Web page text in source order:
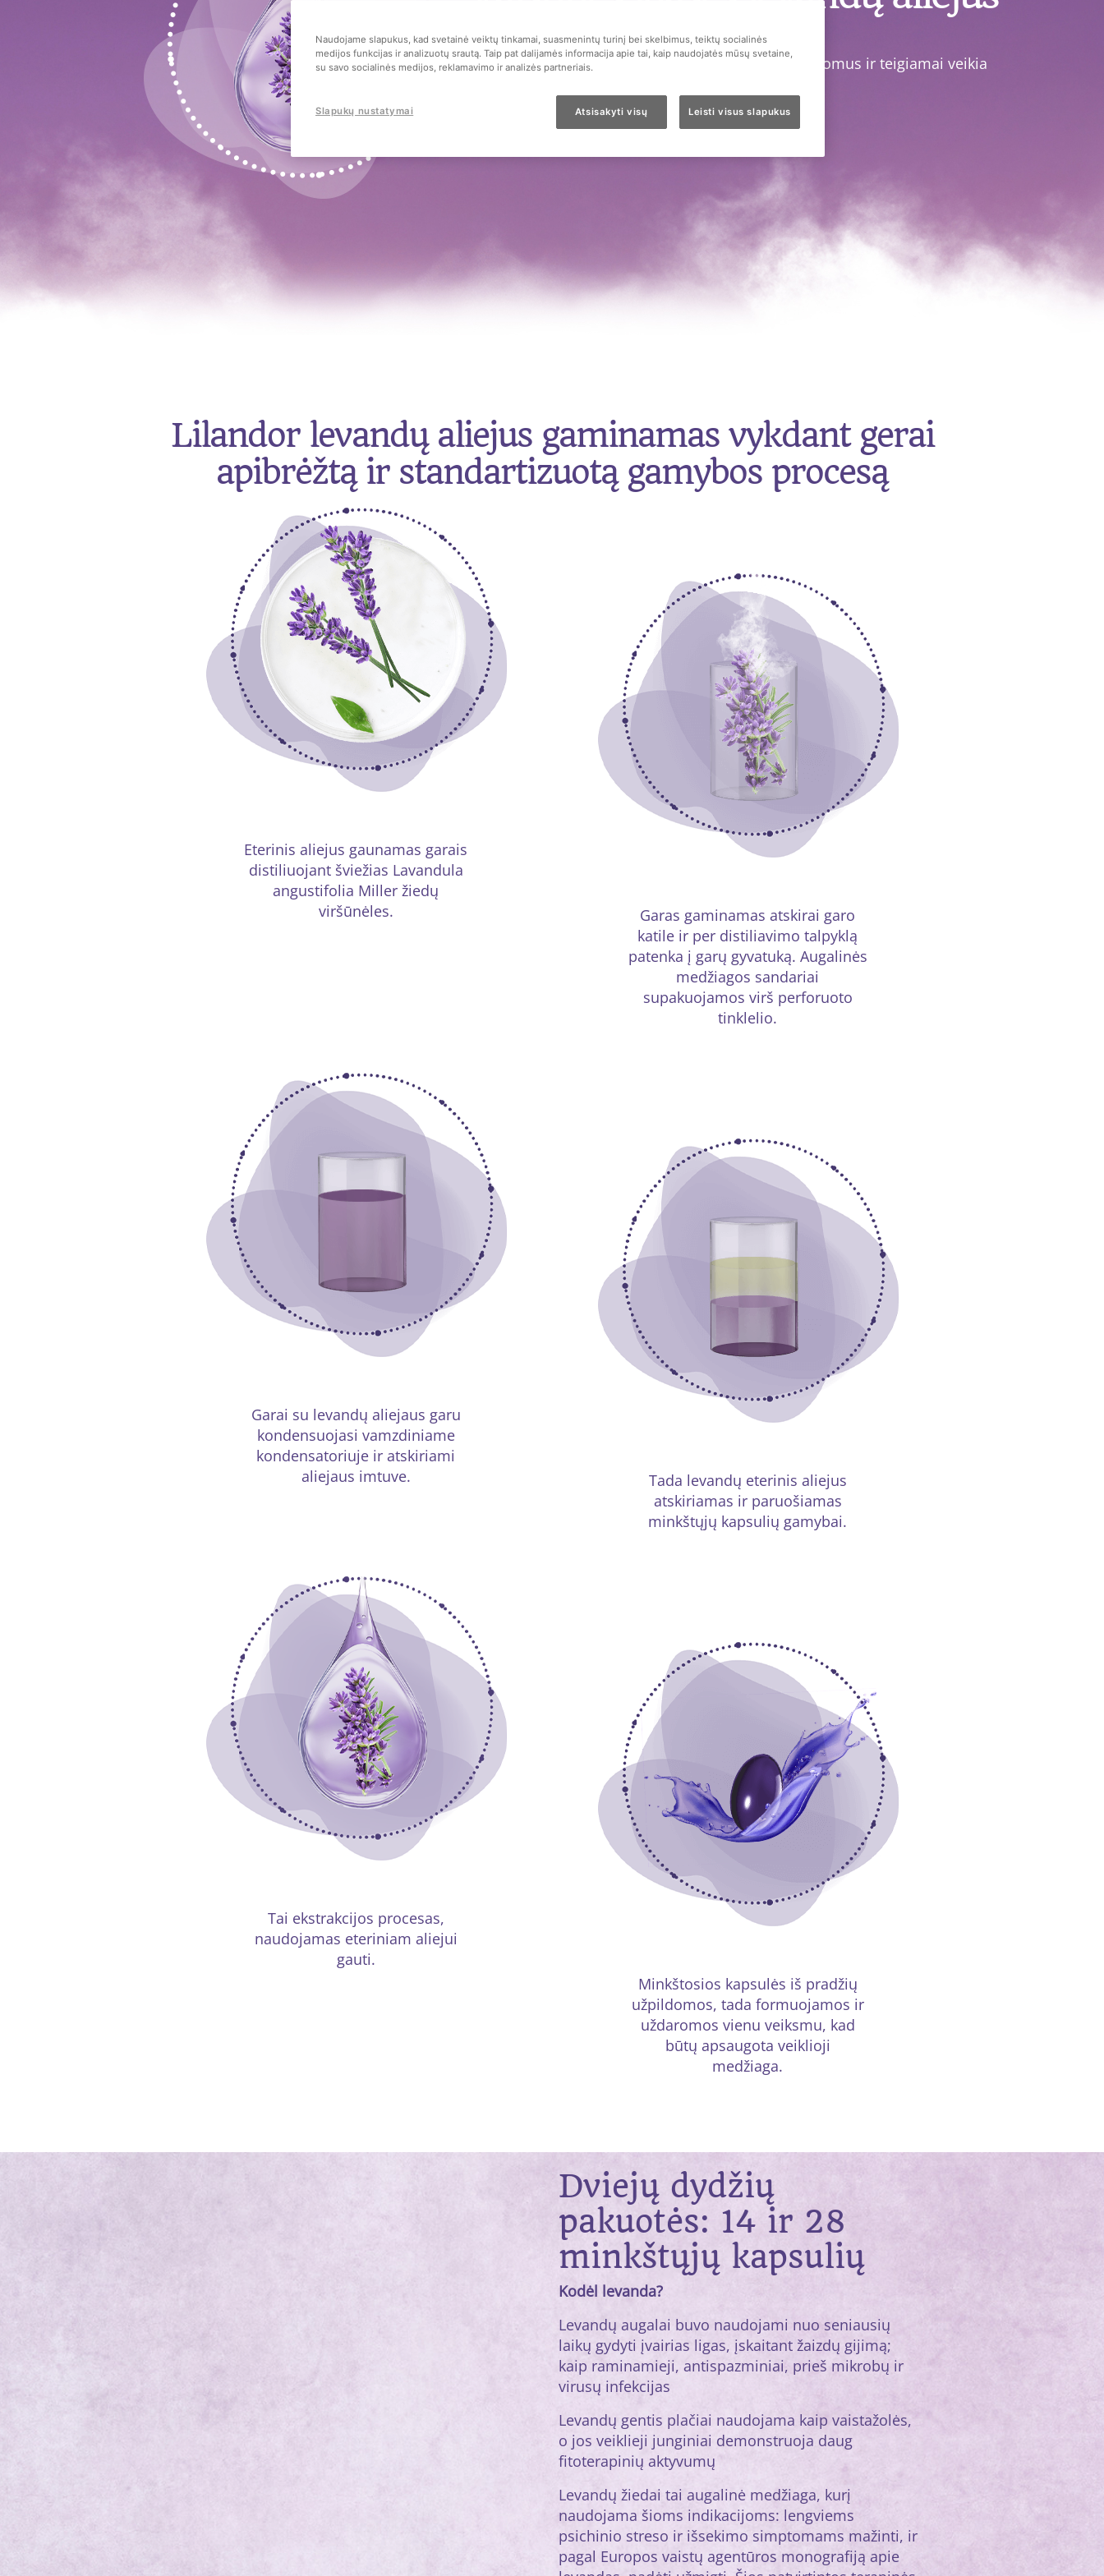
Lilandor sudėtyje yra 80 mg levandų aliejaus.
Levandų aliejus mažina su nerimu susijusius simptomus ir teigiamai veikia
Lilandor levandų aliejus gaminamas vykdant gerai
apibrėžtą ir standartizuotą gamybos procesą
Eterinis aliejus gaunamas garais
distiliuojant šviežias Lavandula
angustifolia Miller žiedų
viršūnėles.
Garas gaminamas atskirai garo
katile ir per distiliavimo talpyklą
patenka į garų gyvatuką. Augalinės
medžiagos sandariai
supakuojamos virš perforuoto
tinklelio.
Garai su levandų aliejaus garu
kondensuojasi vamzdiniame
kondensatoriuje ir atskiriami
aliejaus imtuve.
Tada levandų eterinis aliejus
atskiriamas ir paruošiamas
minkštųjų kapsulių gamybai.
Tai ekstrakcijos procesas,
naudojamas eteriniam aliejui
gauti.
Minkštosios kapsulės iš pradžių
užpildomos, tada formuojamos ir
uždaromos vienu veiksmu, kad
būtų apsaugota veiklioji
medžiaga.
Dviejų dydžių
pakuotės: 14 ir 28
minkštųjų kapsulių
Kodėl levanda?
Levandų augalai buvo naudojami nuo seniausių
laikų gydyti įvairias ligas, įskaitant žaizdų gijimą;
kaip raminamieji, antispazminiai, prieš mikrobų ir
virusų infekcijas
Levandų gentis plačiai naudojama kaip vaistažolės,
o jos veiklieji junginiai demonstruoja daug
fitoterapinių aktyvumų
Levandų žiedai tai augalinė medžiaga, kurį
naudojama šioms indikacijoms: lengviems
psichinio streso ir išsekimo simptomams mažinti, ir
pagal Europos vaistų agentūros monografiją apie
Naudojame slapukus, kad svetainė veiktų tinkamai, suasmenintų turinį bei skelbimus, teiktų socialinės
medijos funkcijas ir analizuotų srautą. Taip pat dalijamės informacija apie tai, kaip naudojatės mūsų svetaine,
su savo socialinės medijos, reklamavimo ir analizės partneriais.
Atsisakyti visų Leisti visus slapukus
Slapukų nustatymai